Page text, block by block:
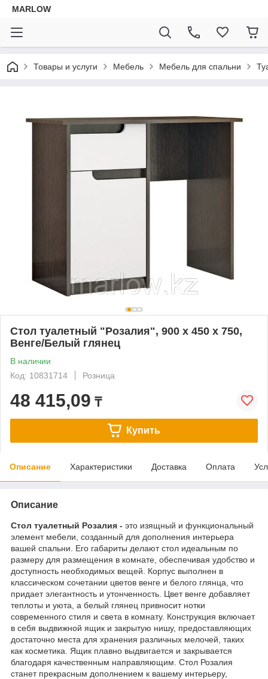
MARLOW
Товары и услуги Мебель Мебель для спальни
Стол туалетный "Розалия", 900 х 450 х 750,
Венге/Белый глянец
В наличии
Код: 10831714
Розница
48 415,09 ₸
Купить
Описание Характеристики Доставка Оплата
Описание
Стол туалетный Розалия - это изящный и функциональный
элемент мебели, созданный для дополнения интерьера
вашей спальни. Его габариты делают стол идеальным по
размеру для размещения в комнате, обеспечивая удобство и
доступность необходимых вещей. Корпус выполнен в
классическом сочетании цветов венге и белого глянца, что
придает элегантность и утонченность. Цвет венге добавляет
теплоты и уюта, а белый глянец привносит нотки
современного стиля и света в комнату. Конструкция включает
в себя выдвижной ящик и закрытую нишу, предоставляющих
достаточно места для хранения различных мелочей, таких
как косметика. Ящик плавно выдвигается и закрывается
благодаря качественным направляющим. Стол Розалия
станет прекрасным дополнением к вашему интерьеру,